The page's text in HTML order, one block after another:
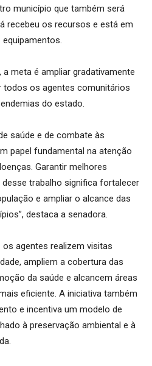
município que também será
recebeu os recursos e está em
a meta é ampliar gradativamente
todos os agentes comunitários
do estado.
saúde e de combate às
papel fundamental na atenção
Garantir melhores
trabalho significa fortalecer
e ampliar o alcance das
destaca a senadora.
agentes realizem visitas
ampliem a cobertura das
da saúde e alcancem áreas
eficiente. A iniciativa também
e incentiva um modelo de
à preservação ambiental e à